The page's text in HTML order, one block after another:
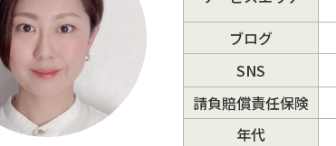
ブログ
SNS
請負賠償責任保険
年代